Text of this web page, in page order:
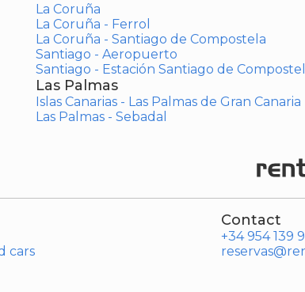
La Coruña
La Coruña - Ferrol
La Coruña - Santiago de Compostela
Santiago - Aeropuerto
Santiago - Estación Santiago de
Las Palmas
Islas Canarias - Las Palmas de Gran Canaria
Las Palmas - Sebadal
cars
Contact
+34 954 139